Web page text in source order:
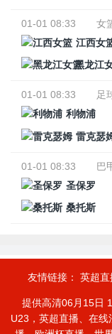
01-01 08:33
女
江西女
黑龙江
01-01 08:33
足
利物浦
雷克瑟
01-01 08:33
巴
圣保罗
桑托斯
友情链接： 英超直
提供高清06月15日
U23，英超直播、在